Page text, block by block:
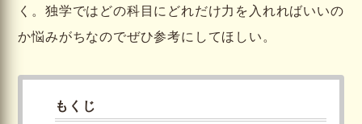
く。独学ではどの科目にどれだけ力を入れればいいの
か悩みがちなのでぜひ参考にしてほしい。